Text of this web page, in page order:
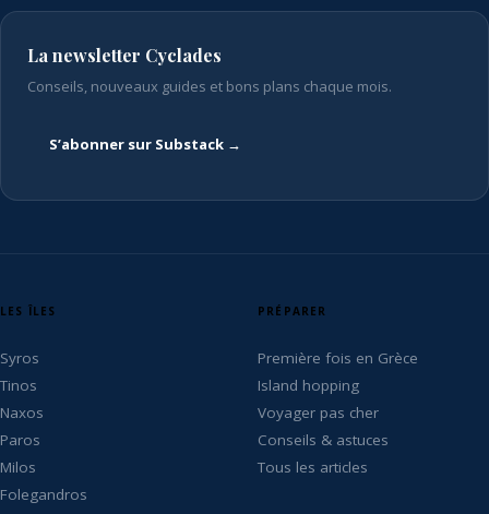
La newsletter Cyclades
Conseils, nouveaux guides et bons plans chaque mois.
S’abonner sur Substack →
LES ÎLES
Syros
Tinos
Naxos
Paros
Milos
Folegandros
PRÉPARER
Première fois en Grèce
Island hopping
Voyager pas cher
Conseils & astuces
Tous les articles